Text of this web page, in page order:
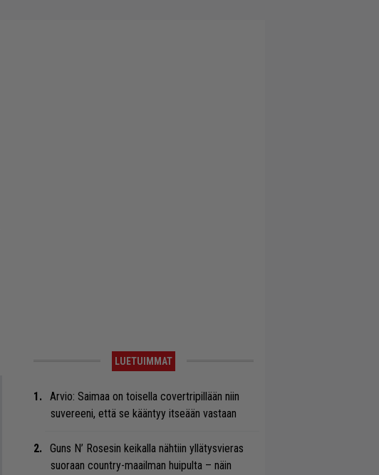
LUETUIMMAT
Arvio: Saimaa on toisella covertripillään niin
suvereeni, että se kääntyy itseään vastaan
Guns N’ Rosesin keikalla nähtiin yllätysvieras
suoraan country-maailman huipulta – näin